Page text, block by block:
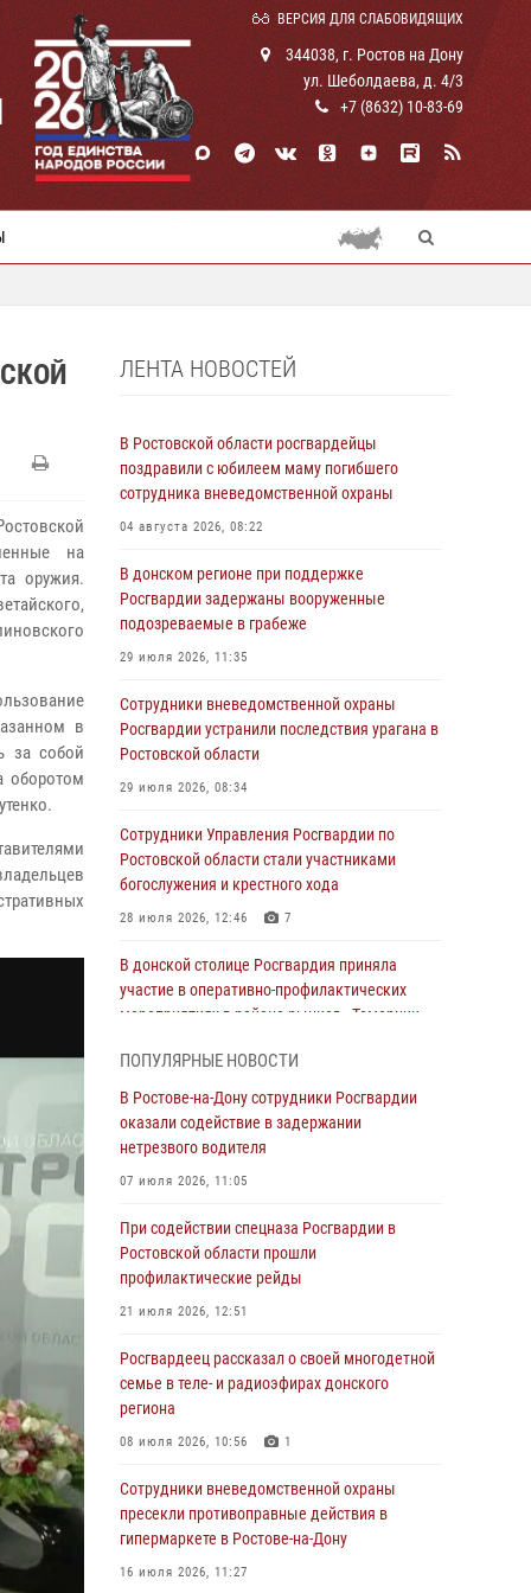
ВЕРСИЯ ДЛЯ СЛАБОВИДЯЩИХ
344038, г. Ростов на Дону
ул. Шеболдаева, д. 4/3
+7 (8632) 10-83-69
на
оружия.
в
за собой
оборотом
ЛЕНТА НОВОСТЕЙ
В Ростовской области росгвардейцы
поздравили с юбилеем маму погибшего
сотрудника вневедомственной охраны
04 августа 2026, 08:22
В донском регионе при поддержке
Росгвардии задержаны вооруженные
подозреваемые в грабеже
29 июля 2026, 11:35
Сотрудники вневедомственной охраны
Росгвардии устранили последствия урагана в
Ростовской области
29 июля 2026, 08:34
Сотрудники Управления Росгвардии по
Ростовской области стали участниками
богослужения и крестного хода
28 июля 2026, 12:46 7
В донской столице Росгвардия приняла
участие в оперативно-профилактических
мероприятиях в районе рынков «Темерник»
Росгвардейцы из Ростовской области
приняли участие в молебне в честь небесного
покровителя князя Владимира и Крещения
При содействии спецназа Росгвардии в
Ростовской области прошли
В Ростовской области экипаж
вневедомственной охраны задержал
нетрезвого посетителя городского пляжа за
17 июля 2026, 07:24
Сотрудники вневедомственной охраны
ПОПУЛЯРНЫЕ НОВОСТИ
В Ростове-на-Дону сотрудники Росгвардии
оказали содействие в задержании
нетрезвого водителя
07 июля 2026, 11:05
При содействии спецназа Росгвардии в
Ростовской области прошли
профилактические рейды
21 июля 2026, 12:51
Росгвардеец рассказал о своей многодетной
семье в теле- и радиоэфирах донского
региона
08 июля 2026, 10:56 1
Сотрудники вневедомственной охраны
пресекли противоправные действия в
гипермаркете в Ростове-на-Дону
16 июля 2026, 11:27